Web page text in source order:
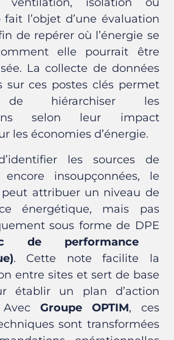
fait l’objet d’une évaluation
de repérer où l’énergie se
elle pourrait être
La collecte de données
sur ces postes clés permet
de hiérarchiser les
selon leur impact
les économies d’énergie.
les sources de
encore insoupçonnées, le
peut attribuer un niveau de
énergétique, mais pas
sous forme de DPE
de performance
. Cette note facilite la
entre sites et sert de base
établir un plan d’action
Groupe OPTIM, ces
sont transformées